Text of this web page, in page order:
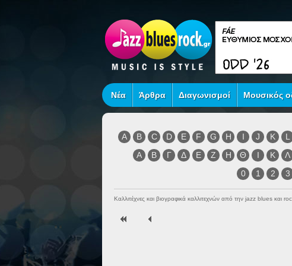
Νέα Άρθρα Διαγωνισμοί Μουσικός
A B C D E F G H I J K L
Α
Β Γ Δ Ε Ζ Η Θ Ι Κ Λ
0
1 2 3
Καλλιτέχνες και βιογραφικά καλλιτεχνών από την jazz blues και